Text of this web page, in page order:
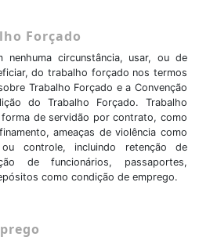
Forçado
nenhuma circunstância, usar, ou de
do trabalho forçado nos termos
Trabalho Forçado e a Convenção
do Trabalho Forçado. Trabalho
de servidão por contrato, como
ameaças de violência como
controle, incluindo retenção de
de funcionários, passaportes,
como condição de emprego.